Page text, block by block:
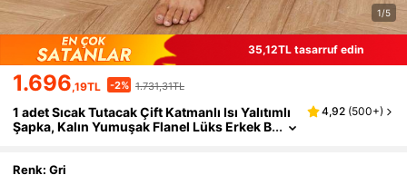
1/5
35,12TL tasarruf edin
1.696,19TL -2% 1.731,31TL
1 adet Sıcak Tutacak Çift Katmanlı Isı Yalıtımlı
Şapka, Kalın Yumuşak Flanel Lüks Erkek B
4,92 (500+)
Renk: Gri